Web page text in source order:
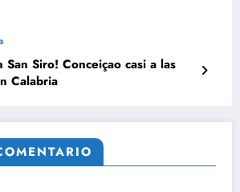
San Siro! Conceiçao casi a las
Calabria